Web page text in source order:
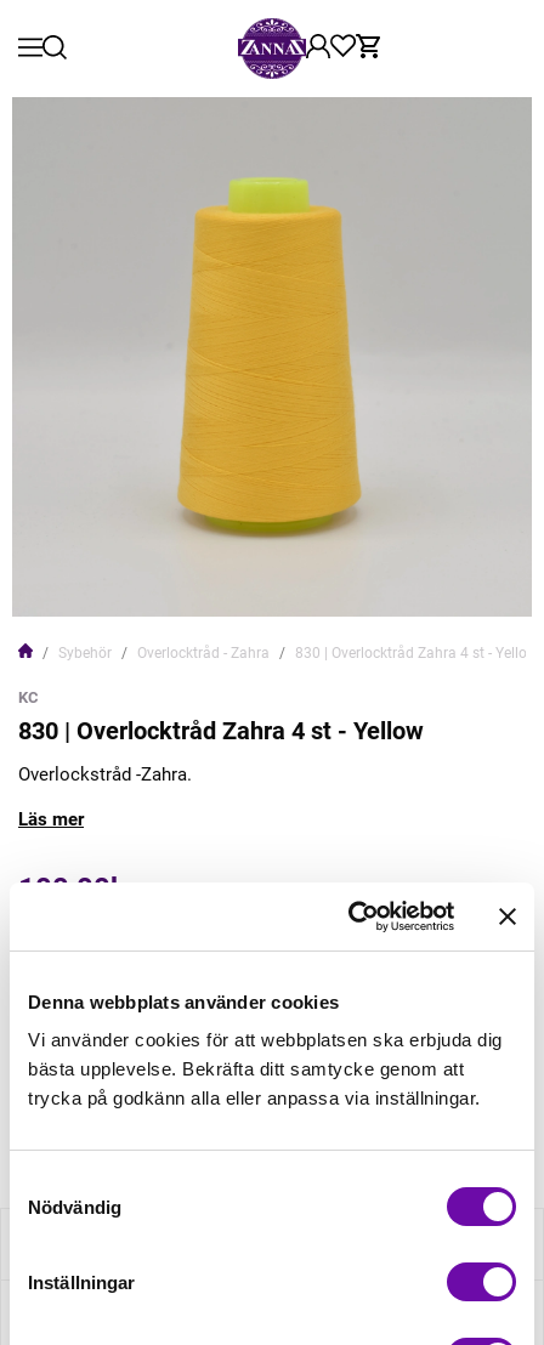
Denna webbplats använder cookies
Vi använder cookies för att webbplatsen ska erbjuda dig
bästa upplevelse. Bekräfta ditt samtycke genom att
trycka på godkänn alla eller anpassa via inställningar.
Nödvändig
Inställningar
Sybehör Overlocktråd - Zahra 830 | Overlocktråd Zahra 4 st - Yellow
KC
830 | Overlocktråd Zahra 4 st - Yellow
Overlockstråd -Zahra.
Läs mer
100,00kr
Lägg till varukorgen
Finns i lager
Minsta beställning: 1 st